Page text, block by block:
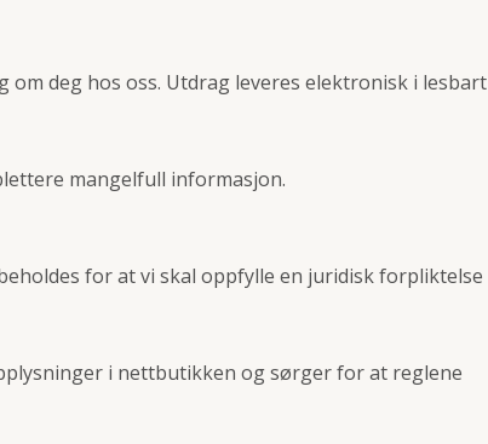
deg hos oss. Utdrag leveres elektronisk i lesbart
mangelfull informasjon.
for at vi skal oppfylle en juridisk forpliktelse
i nettbutikken og sørger for at reglene